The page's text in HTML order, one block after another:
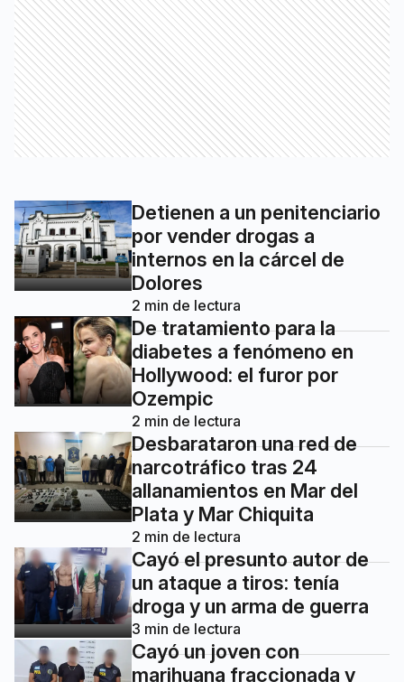
Detienen a un penitenciario
por vender drogas a
internos en la cárcel de
Dolores
2 min de lectura
De tratamiento para la
diabetes a fenómeno en
Hollywood: el furor por
Ozempic
2 min de lectura
Desbarataron una red de
narcotráfico tras 24
allanamientos en Mar del
Plata y Mar Chiquita
2 min de lectura
Cayó el presunto autor de
un ataque a tiros: tenía
droga y un arma de guerra
3 min de lectura
Cayó un joven con
marihuana fraccionada y